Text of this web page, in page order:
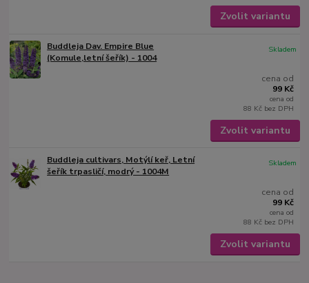
Zvolit variantu
Buddleja Dav. Empire Blue
(Komule,letní šeřík) - 1004
cena od
99 Kč
cena od
88 Kč bez DPH
Skladem
Zvolit variantu
Buddleja cultivars, Motýlí keř, Letní
šeřík trpasličí, modrý - 1004M
cena od
99 Kč
cena od
88 Kč bez DPH
Skladem
Zvolit variantu